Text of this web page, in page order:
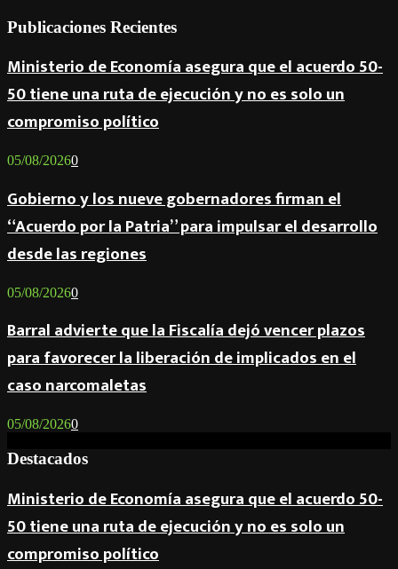
Publicaciones Recientes
Ministerio de Economía asegura que el acuerdo 50-
50 tiene una ruta de ejecución y no es solo un
compromiso político
05/08/20260
Gobierno y los nueve gobernadores firman el
“Acuerdo por la Patria” para impulsar el desarrollo
desde las regiones
05/08/20260
Barral advierte que la Fiscalía dejó vencer plazos
para favorecer la liberación de implicados en el
caso narcomaletas
05/08/20260
Destacados
Ministerio de Economía asegura que el acuerdo 50-
50 tiene una ruta de ejecución y no es solo un
compromiso político